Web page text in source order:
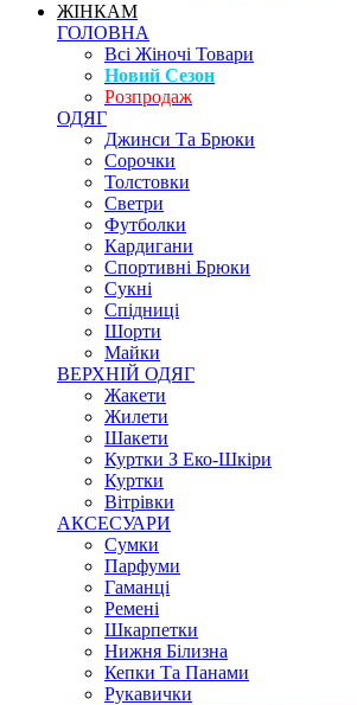
ЖІНКАМ
ГОЛОВНА
Всі Жіночі Товари
Новий Сезон
Розпродаж
ОДЯГ
Джинси Та Брюки
Сорочки
Толстовки
Светри
Футболки
Кардигани
Спортивні Брюки
Сукні
Спідниці
Шорти
Майки
ВЕРХНІЙ ОДЯГ
Жакети
Жилети
Шакети
Куртки З Еко-Шкіри
Куртки
Вітрівки
АКСЕСУАРИ
Сумки
Парфуми
Гаманці
Ремені
Шкарпетки
Нижня Білизна
Кепки Та Панами
Рукавички